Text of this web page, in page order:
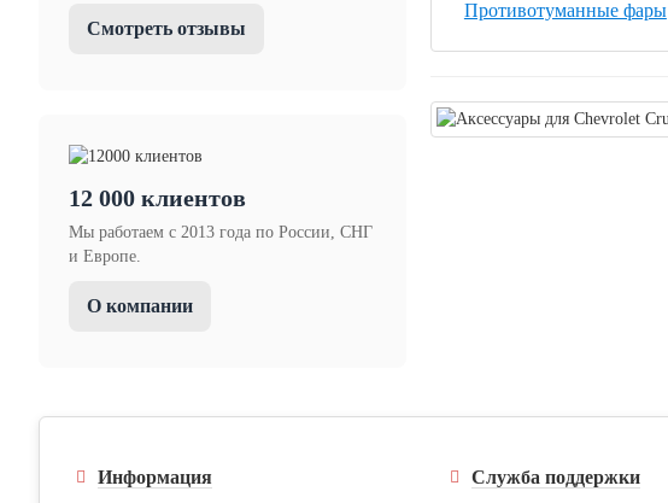
Смотреть отзывы
12 000 клиентов
Мы работаем с 2013 года по России, СНГ
и Европе.
О компании
Противотуманные фары
Информация Служба поддержки